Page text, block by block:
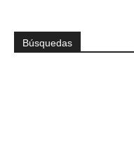
Búsquedas